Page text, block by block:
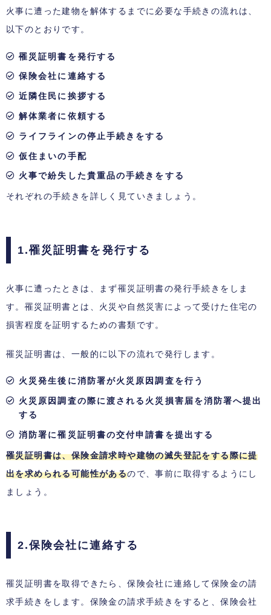
火事に遭った建物を解体するまでに必要な手続きの流れは、
以下のとおりです。
罹災証明書を発行する
保険会社に連絡する
近隣住民に挨拶する
解体業者に依頼する
ライフラインの停止手続きをする
仮住まいの手配
火事で紛失した貴重品の手続きをする
それぞれの手続きを詳しく見ていきましょう。
1.罹災証明書を発行する
火事に遭ったときは、まず罹災証明書の発行手続きをしま
す。罹災証明書とは、火災や自然災害によって受けた住宅の
損害程度を証明するための書類です。
罹災証明書は、一般的に以下の流れで発行します。
火災発生後に消防署が火災原因調査を行う
火災原因調査の際に渡される火災損害届を消防署へ提出
する
消防署に罹災証明書の交付申請書を提出する
罹災証明書は、保険金請求時や建物の滅失登記をする際に提
出を求められる可能性があるので、事前に取得するようにし
ましょう。
2.保険会社に連絡する
罹災証明書を取得できたら、保険会社に連絡して保険金の請
求手続きをします。保険金の請求手続きをすると、保険会社